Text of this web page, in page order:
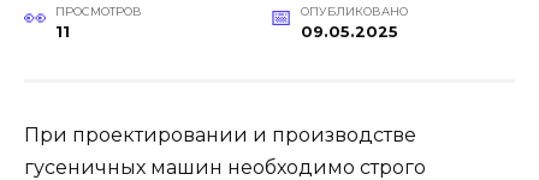
ПРОСМОТРОВ
11
ОПУБЛИКОВАНО
09.05.2025
При проектировании и производстве
гусеничных машин необходимо строго